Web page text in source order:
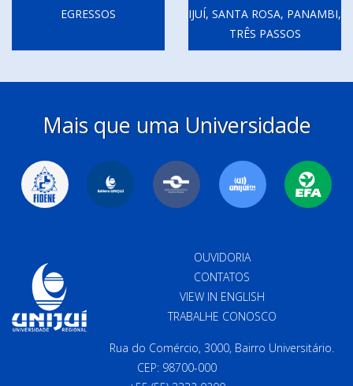
EGRESSOS
IJUÍ, SANTA ROSA, PANAMBI,
TRÊS PASSOS
Mais que uma Universidade
OUVIDORIA
CONTATOS
VIEW IN ENGLISH
TRABALHE CONOSCO
Rua do Comércio, 3000, Bairro Universitário.
CEP: 98700-000